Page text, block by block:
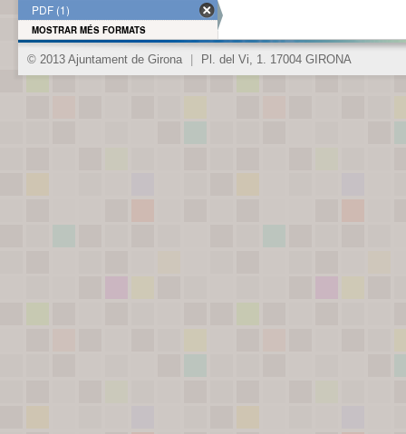
PDF (1)
MOSTRAR MÉS FORMATS
© 2013 Ajuntament de Girona Pl. del Vi, 1. 17004 GIRONA